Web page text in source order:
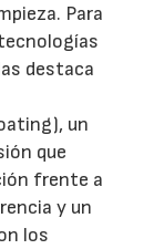
Para
destaca
un
que
frente a
y un
los